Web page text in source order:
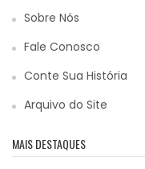
Sobre Nós
Fale Conosco
Conte Sua História
Arquivo do Site
MAIS DESTAQUES